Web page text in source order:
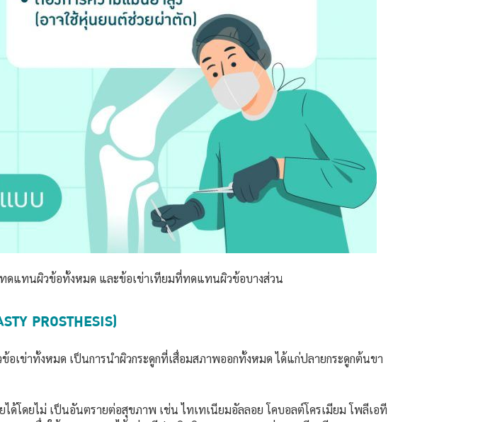
ดแทนผิวข้อทั้งหมด และข้อเข่าเทียมที่ทดแทนผิวข้อบางส่วน
PROSTHESIS)
ข่าทั้งหมด เป็นการนำผิวกระดูกที่เสื่อมสภาพออกทั้งหมด ได้แก่ปลายกระดูกต้นขา
ด้โดยไม่ เป็นอันตรายต่อสุขภาพ เช่น ไทเทเนียมอัลลอย โคบอลต์โครเมียม โพลีเอที